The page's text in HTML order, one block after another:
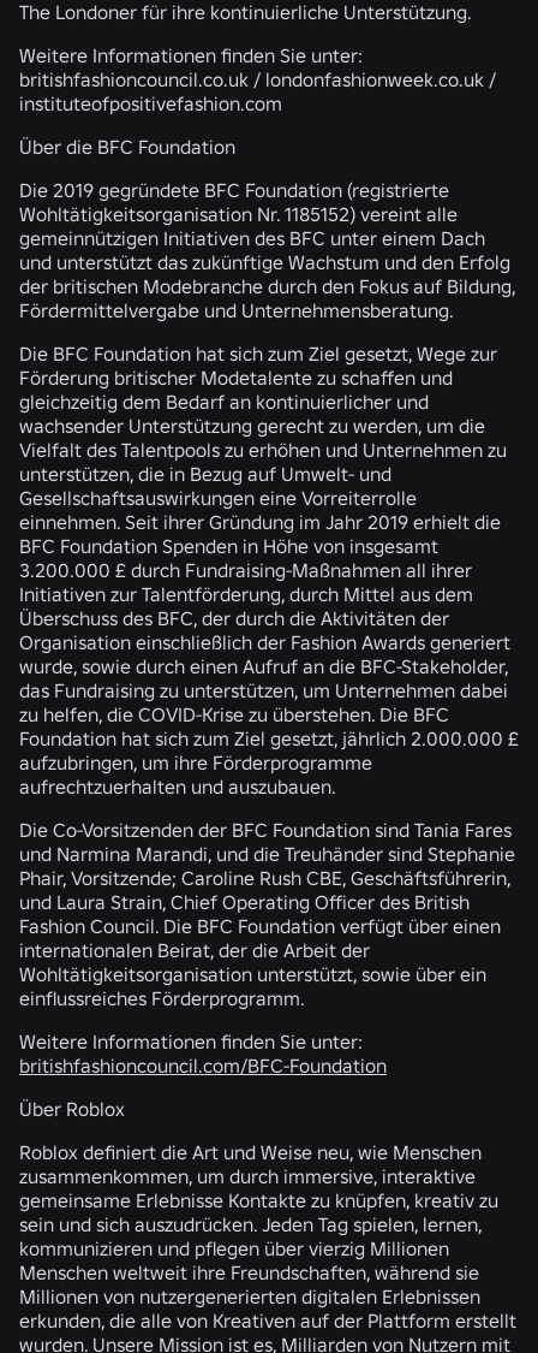
The Londoner für ihre kontinuierliche Unterstützung.
Weitere Informationen finden Sie unter:
britishfashioncouncil.co.uk / londonfashionweek.co.uk /
instituteofpositivefashion.com
Über die BFC Foundation
Die 2019 gegründete BFC Foundation (registrierte
Wohltätigkeitsorganisation Nr. 1185152) vereint alle
gemeinnützigen Initiativen des BFC unter einem Dach
und unterstützt das zukünftige Wachstum und den Erfolg
der britischen Modebranche durch den Fokus auf Bildung,
Fördermittelvergabe und Unternehmensberatung.
Die BFC Foundation hat sich zum Ziel gesetzt, Wege zur
Förderung britischer Modetalente zu schaffen und
gleichzeitig dem Bedarf an kontinuierlicher und
wachsender Unterstützung gerecht zu werden, um die
Vielfalt des Talentpools zu erhöhen und Unternehmen zu
unterstützen, die in Bezug auf Umwelt- und
Gesellschaftsauswirkungen eine Vorreiterrolle
einnehmen. Seit ihrer Gründung im Jahr 2019 erhielt die
BFC Foundation Spenden in Höhe von insgesamt
3.200.000 £ durch Fundraising-Maßnahmen all ihrer
Initiativen zur Talentförderung, durch Mittel aus dem
Überschuss des BFC, der durch die Aktivitäten der
Organisation einschließlich der Fashion Awards generiert
wurde, sowie durch einen Aufruf an die BFC-Stakeholder,
das Fundraising zu unterstützen, um Unternehmen dabei
zu helfen, die COVID-Krise zu überstehen. Die BFC
Foundation hat sich zum Ziel gesetzt, jährlich 2.000.000 £
aufzubringen, um ihre Förderprogramme
aufrechtzuerhalten und auszubauen.
Die Co-Vorsitzenden der BFC Foundation sind Tania Fares
und Narmina Marandi, und die Treuhänder sind Stephanie
Phair, Vorsitzende; Caroline Rush CBE, Geschäftsführerin,
und Laura Strain, Chief Operating Officer des British
Fashion Council. Die BFC Foundation verfügt über einen
internationalen Beirat, der die Arbeit der
Wohltätigkeitsorganisation unterstützt, sowie über ein
einflussreiches Förderprogramm.
Weitere Informationen finden Sie unter:
britishfashioncouncil.com/BFC-Foundation
Über Roblox
Roblox definiert die Art und Weise neu, wie Menschen
zusammenkommen, um durch immersive, interaktive
gemeinsame Erlebnisse Kontakte zu knüpfen, kreativ zu
sein und sich auszudrücken. Jeden Tag spielen, lernen,
kommunizieren und pflegen über vierzig Millionen
Menschen weltweit ihre Freundschaften, während sie
Millionen von nutzergenerierten digitalen Erlebnissen
erkunden, die alle von Kreativen auf der Plattform erstellt
wurden. Unsere Mission ist es, Milliarden von Nutzern mit